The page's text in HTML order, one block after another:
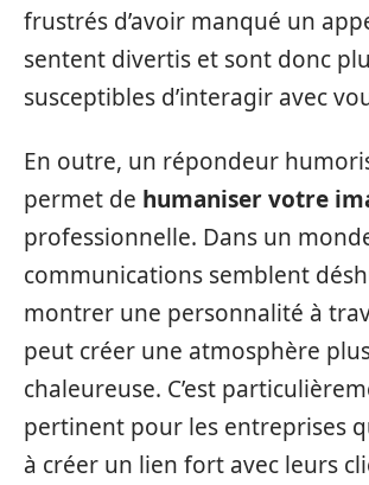
frustrés d’avoir manqué un
sentent divertis et sont donc
susceptibles d’interagir avec
En outre, un répondeur
permet de humaniser votre
professionnelle. Dans un
communications semblent
montrer une personnalité à
peut créer une atmosphère
chaleureuse. C’est
pertinent pour les entreprises
à créer un lien fort avec leurs